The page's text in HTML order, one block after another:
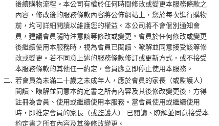
後續購物流程。本公司有權於任何時間修改或變更本服務條款之
內容，修改後的服務條款內容將公佈網站上，您於每次進行購物
前，均可詳細閱讀以維護您的權益。本公司將不會個別通知會
員，建議會員隨時注意該等修改或變更。會員於任何修改或變更
後繼續使用本服務時，視為會員已閱讀、瞭解並同意接受該等修
改或變更。若不同意上述的服務條款修訂或更新方式，或不接受
本服務條款的其他任一約定，會員應立即停止使用本服務。
二､ 若會員為未滿二十歲之未成年人，應於會員的家長（或監護人）
閱讀、瞭解並同意本約定書之所有內容及其後修改變更後，方得
註冊為會員、使用或繼續使用本服務。當會員使用或繼續使用
時，即推定會員的家長（或監護人） 已閱讀、瞭解並同意接受本
約定書之所有內容及其後修改變更。